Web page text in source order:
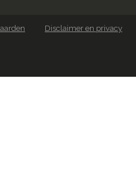
Disclaimer en privacy